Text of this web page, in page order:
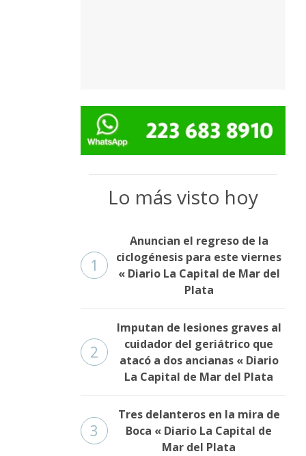
Lo más visto hoy
1
Anuncian el regreso de la
ciclogénesis para este viernes
« Diario La Capital de Mar del
Plata
2
Imputan de lesiones graves al
cuidador del geriátrico que
atacó a dos ancianas « Diario
La Capital de Mar del Plata
3
Tres delanteros en la mira de
Boca « Diario La Capital de
Mar del Plata